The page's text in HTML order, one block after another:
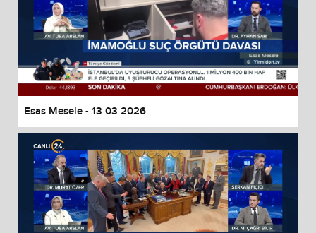
Esas Mesele - 13 03 2026